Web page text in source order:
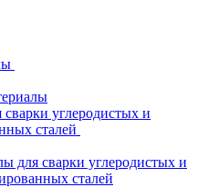
углеродистых и
сталей
для сварки углеродистых и
сталей